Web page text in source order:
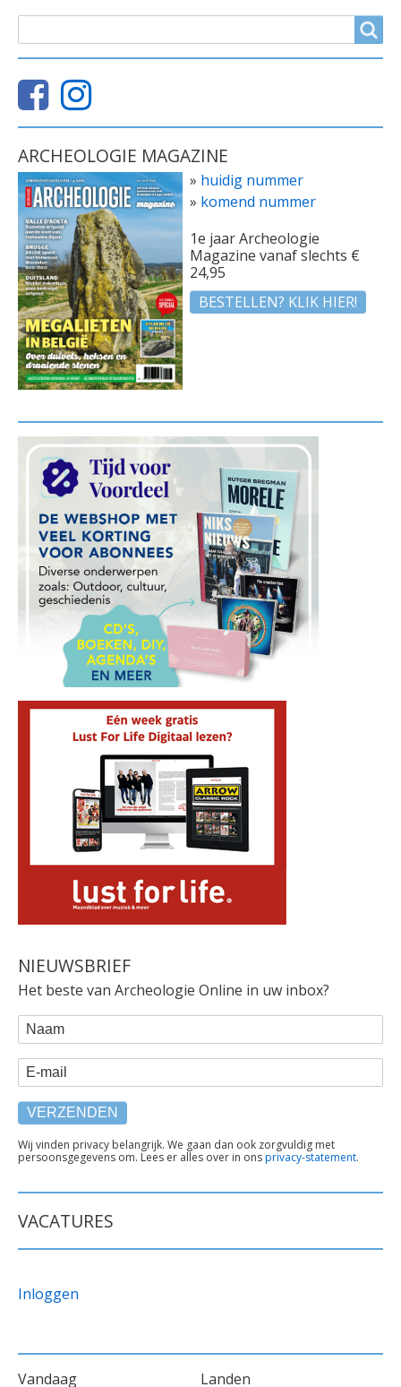
ZOEKVELD
ARCHEOLOGIE MAGAZINE
» huidig nummer
» komend nummer
1e jaar Archeologie
Magazine vanaf slechts €
24,95
BESTELLEN? KLIK HIER!
NIEUWSBRIEF
Het beste van Archeologie Online in uw inbox?
WEBFORM
Naam
E-mail
TEKST
ONDER
Wij vinden privacy belangrijk. We gaan dan ook zorgvuldig met
persoonsgegevens om. Lees er alles over in onsprivacy-statement.
VACATURES
Inloggen
VOET
Vandaag
Landen